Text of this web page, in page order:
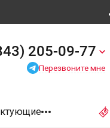
205-09-77
Перезвоните мне